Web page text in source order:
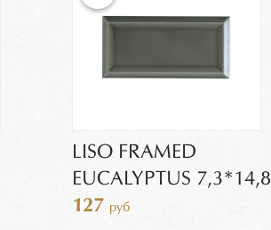
LISO FRAMED
EUCALYPTUS 7,3*14,8
127 руб